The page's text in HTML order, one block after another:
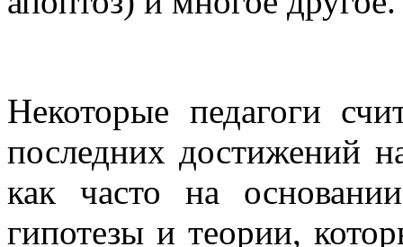
Некоторые педагоги
последних достижений
как часто на
гипотезы и теории,